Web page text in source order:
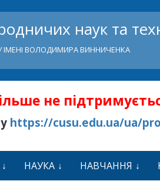
наук та
ІМЕНІ ВОЛОДИМИРА ВИННИЧЕНКА
не
https://cusu.edu.ua/ua/
НАУКА НАВЧАННЯ